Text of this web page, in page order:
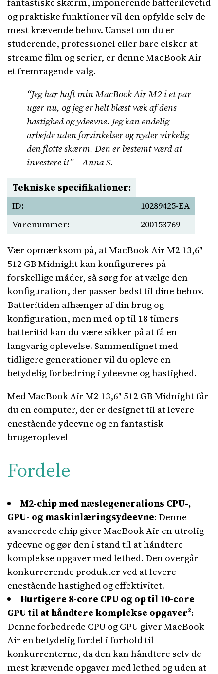
og praktiske funktioner vil den opfylde selv de
mest krævende behov. Uanset om du er
studerende, professionel eller bare elsker at
streame film og serier, er denne MacBook Air
et fremragende valg.
“Jeg har haft min MacBook Air M2 i et par
uger nu, og jeg er helt blæst væk af dens
hastighed og ydeevne. Jeg kan endelig
arbejde uden forsinkelser og nyder virkelig
den flotte skærm. Den er bestemt værd at
investere i!” – Anna S.
Tekniske specifikationer:
ID:
10289425-EA
Varenummer:
200153769
Vær opmærksom på, at MacBook Air M2 13,6″
512 GB Midnight kan konfigureres på
forskellige måder, så sørg for at vælge den
konfiguration, der passer bedst til dine behov.
Batteritiden afhænger af din brug og
konfiguration, men med op til 18 timers
batteritid kan du være sikker på at få en
langvarig oplevelse. Sammenlignet med
tidligere generationer vil du opleve en
betydelig forbedring i ydeevne og hastighed.
Med MacBook Air M2 13,6″ 512 GB Midnight får
du en computer, der er designet til at levere
enestående ydeevne og en fantastisk
brugeroplevel
Fordele
M2-chip med næstegenerations CPU-,
GPU- og maskinlæringsydeevne: Denne
avancerede chip giver MacBook Air en utrolig
ydeevne og gør den i stand til at håndtere
komplekse opgaver med lethed. Den overgår
konkurrerende produkter ved at levere
enestående hastighed og effektivitet.
Hurtigere 8-core CPU og op til 10-core
GPU til at håndtere komplekse opgaver²:
Denne forbedrede CPU og GPU giver MacBook
Air en betydelig fordel i forhold til
konkurrenterne, da den kan håndtere selv de
mest krævende opgaver med lethed og uden at